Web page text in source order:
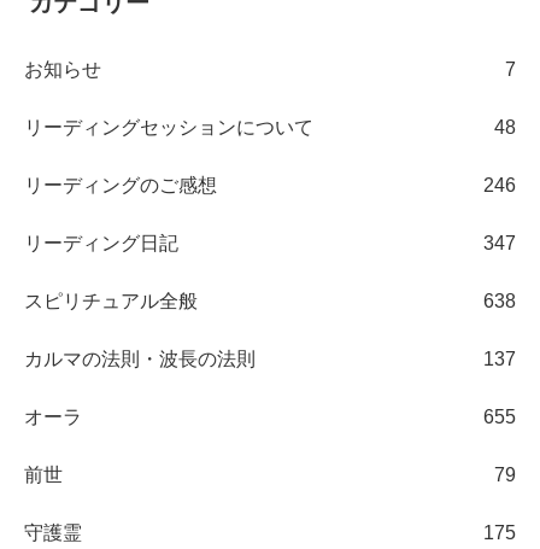
お知らせ 7
リーディングセッションについて 48
リーディングのご感想 246
リーディング日記 347
スピリチュアル全般 638
カルマの法則・波長の法則 137
オーラ 655
前世 79
守護霊 175